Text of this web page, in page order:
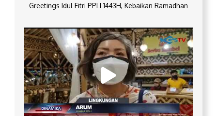
Greetings Idul Fitri PPLI 1443H, Kebaikan Ramadhan